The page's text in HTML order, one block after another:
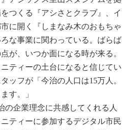
つくる『アシさとクラブ』、イ
に開く『しまなみ木のおもちゃ
な事業に関わっている。ばらば
が、いつか面になる時が来る。
ティーの土台になると信じてい
ッフが「今治の人口は15万人。
す。」
企業理念に共感してくれる人
ティーに参加するデジタル市民